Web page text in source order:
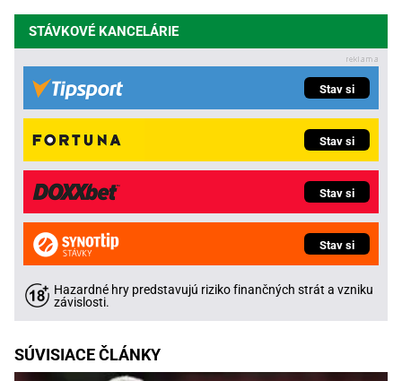
STÁVKOVÉ KANCELÁRIE
Stav si
Stav si
Stav si
Stav si
Hazardné hry predstavujú riziko finančných strát a vzniku
závislosti.
SÚVISIACE ČLÁNKY